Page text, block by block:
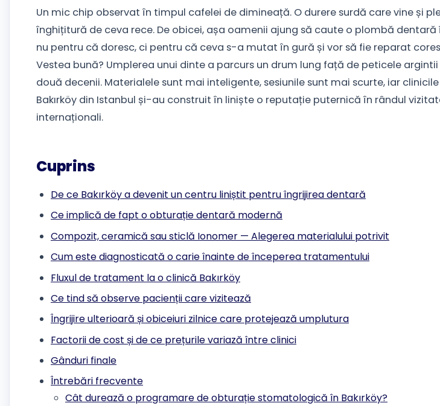
Un mic chip observat în timpul cafelei de dimineață. O durere surdă care vine și
înghițitură de ceva rece. De obicei, așa oamenii ajung să caute o plombă dentară
nu pentru că doresc, ci pentru că ceva s-a mutat în gură și vor să fie reparat
Vestea bună? Umplerea unui dinte a parcurs un drum lung față de peticele
două decenii. Materialele sunt mai inteligente, sesiunile sunt mai scurte, iar
Bakırköy din Istanbul și-au construit în liniște o reputație puternică în rândul
internaționali.
Cuprins
De ce Bakırköy a devenit un centru liniștit pentru îngrijirea dentară
Ce implică de fapt o obturație dentară modernă
Compozit, ceramică sau sticlă Ionomer — Alegerea materialului potrivit
Cum este diagnosticată o carie înainte de începerea tratamentului
Fluxul de tratament la o clinică Bakırköy
Ce tind să observe pacienții care vizitează
Îngrijire ulterioară și obiceiuri zilnice care protejează umplutura
Factorii de cost și de ce prețurile variază între clinici
Gânduri finale
Întrebări frecvente
Cât durează o programare de obturație stomatologică în Bakırköy?